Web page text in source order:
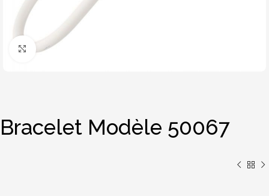
Click to enlarge
Bracelet Modèle 50067